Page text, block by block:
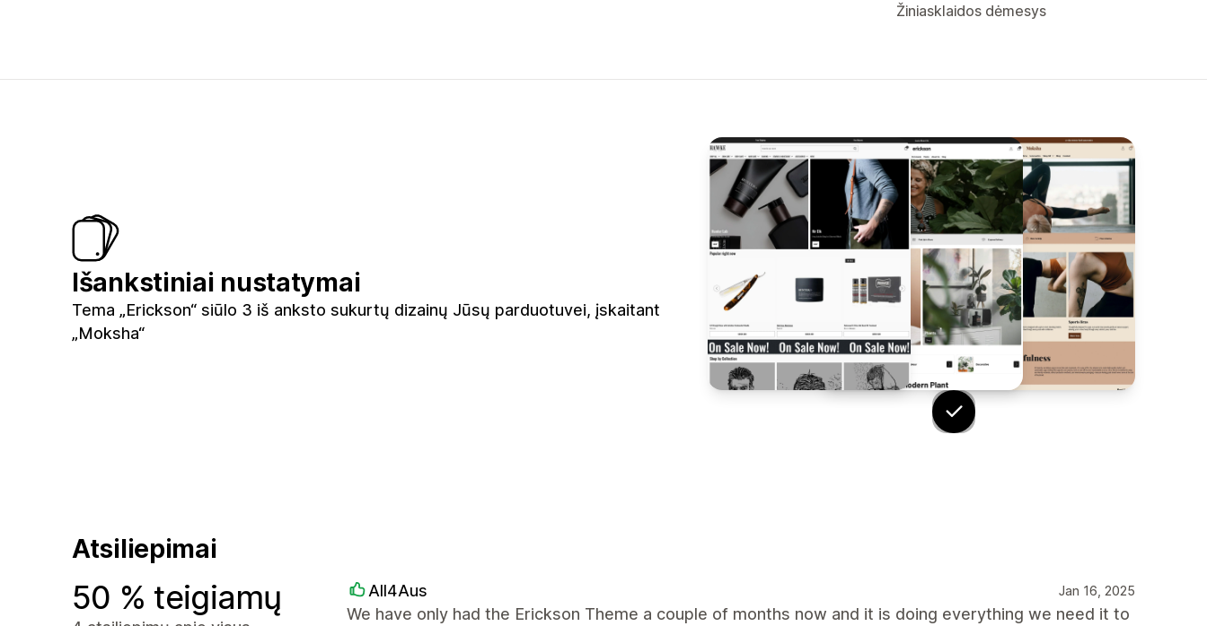
Žiniasklaidos dėmesys
Išankstiniai nustatymai
Tema „Erickson“ siūlo 3 iš anksto sukurtų dizainų Jūsų parduotuvei, įskaitant
„Moksha“
Atsiliepimai
50 % teigiamų All4Aus Jan 16, 2025
We have only had the Erickson Theme a couple of months now and it is doing everything we need it to